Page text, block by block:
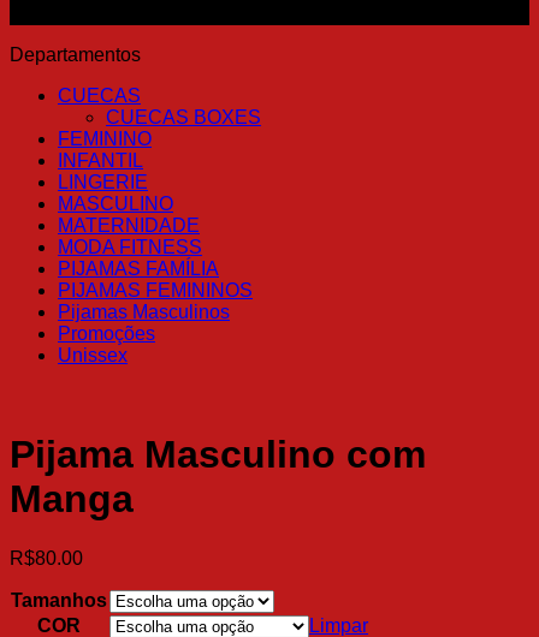
Departamentos
CUECAS
CUECAS BOXES
FEMININO
INFANTIL
LINGERIE
MASCULINO
MATERNIDADE
MODA FITNESS
PIJAMAS FAMÍLIA
PIJAMAS FEMININOS
Pijamas Masculinos
Promoções
Unissex
Pijama Masculino com
Manga
R$80.00
Tamanhos
COR
Limpar